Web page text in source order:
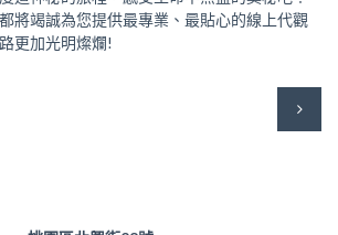
將竭誠為您提供最專業、最貼心的線上代觀
更加光明燦爛!